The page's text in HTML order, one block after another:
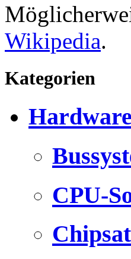
Wikipedia.
Kategorien
Hardware
CPU-